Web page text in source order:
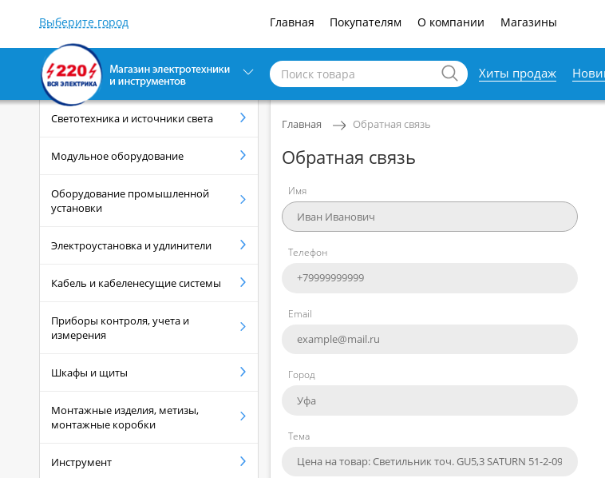
Главная Покупателям О компании Магазины
Хиты продаж
Светотехника и источники света
Модульное оборудование
Оборудование промышленной
установки
Электроустановка и удлинители
Кабель и кабеленесущие системы
Приборы контроля, учета и
измерения
Шкафы и щиты
Монтажные изделия, метизы,
монтажные коробки
Инструмент
Главная Обратная связь
Обратная связь
Имя
Телефон
Email
Город
Тема